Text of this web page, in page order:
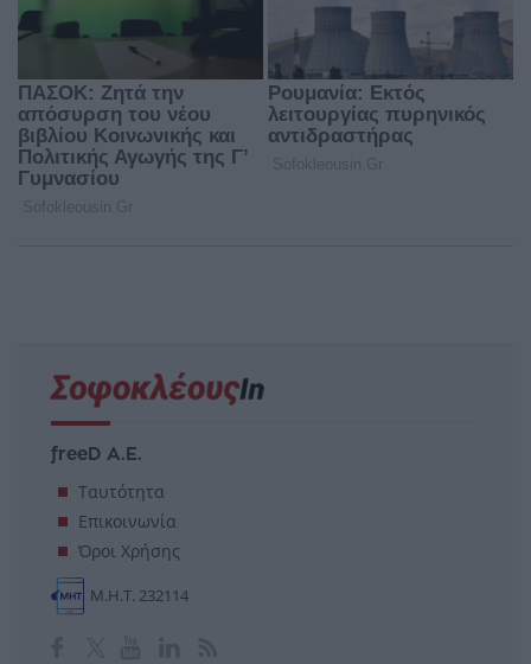
freeD Α.Ε.
Ταυτότητα
Επικοινωνία
Όροι Χρήσης
Μ.Η.Τ. 232114